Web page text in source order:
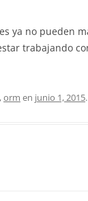
ya no pueden
trabajando
,orm en junio 1, 2015.